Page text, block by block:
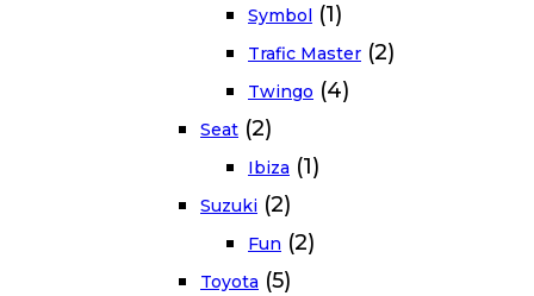
Symbol (1)
Trafic Master (2)
Twingo (4)
Seat (2)
Ibiza (1)
Suzuki (2)
Fun (2)
Toyota (5)